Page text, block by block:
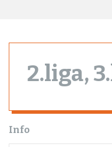
2.liga,
Info